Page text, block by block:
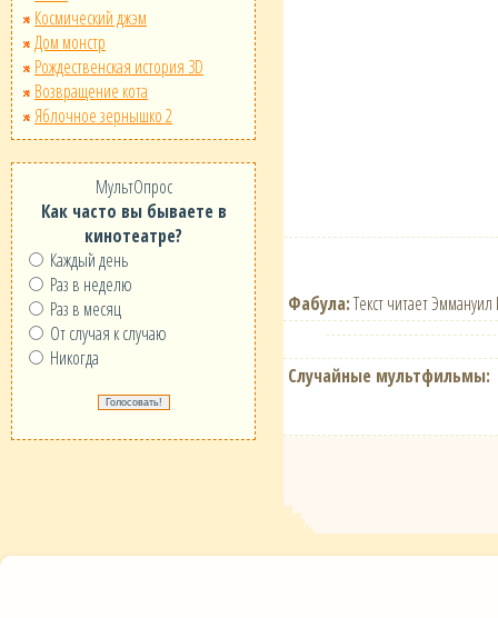
Космический джэм
Дом монстр
Рождественская история 3D
Возвращение кота
Яблочное зернышко 2
МультОпрос
Как часто вы бываете в
кинотеатре?
Каждый день
Раз в неделю
Раз в месяц
От случая к случаю
Никогда
Фабула:Текст читает
Случайные мультфильмы: